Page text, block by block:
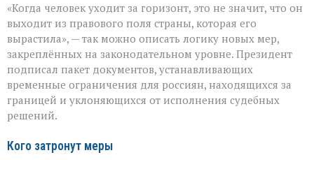
на
дистанцию,
но
не
на
безнаказанность»:
новые
ограничения
для
«Когда человек уходит за горизонт, это не значит, что он
выходит из правового поля страны, которая его
вырастила», — так можно описать логику новых мер,
закреплённых на законодательном уровне. Президент
подписал пакет документов, устанавливающих
временные ограничения для россиян, находящихся за
границей и уклоняющихся от исполнения судебных
решений.
Кого затронут меры